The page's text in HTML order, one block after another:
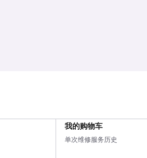
我的购物车
单次维修服务历史